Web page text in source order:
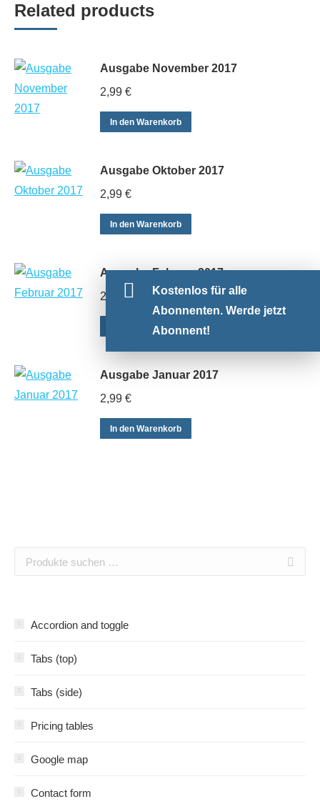
Kostenlos für alle
Abonnenten. Werde jetzt
Abonnent!
Related products
Ausgabe November 2017
2,99 €
In den Warenkorb
Ausgabe Oktober 2017
2,99 €
In den Warenkorb
Ausgabe Februar 2017
2,99€
In den Warenkorb
Ausgabe Januar 2017
2,99 €
In den Warenkorb
Accordion and toggle
Tabs (top)
Tabs (side)
Pricing tables
Google map
Contact form